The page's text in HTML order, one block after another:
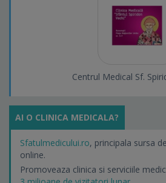
Centrul Medical Sf.
AI O CLINICA MEDICALA?
Sfatulmedicului.ro, principala sursa
online.
Promoveaza clinica si serviciile